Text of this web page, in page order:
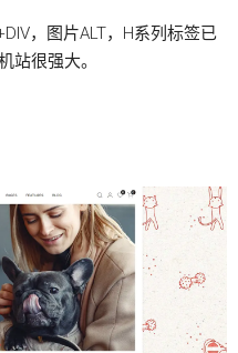
，图片ALT，H系列标签已
站很强大。